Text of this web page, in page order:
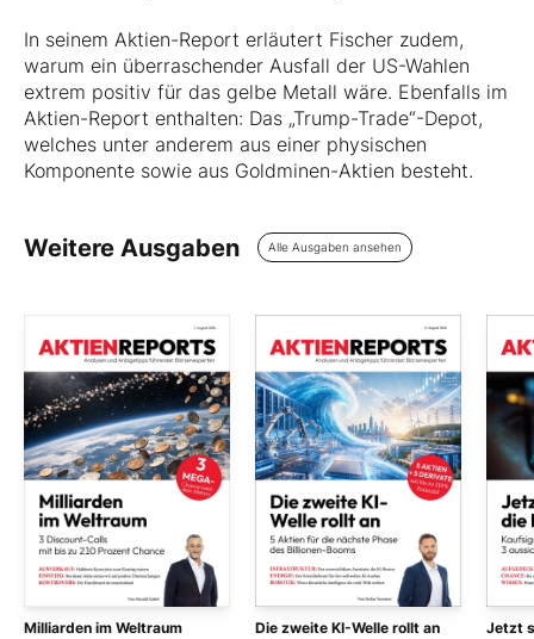
In seinem Aktien-Report erläutert Fischer zudem,
warum ein überraschender Ausfall der US-Wahlen
extrem positiv für das gelbe Metall wäre. Ebenfalls im
Aktien-Report enthalten: Das „Trump-Trade“-Depot,
welches unter anderem aus einer physischen
Komponente sowie aus Goldminen-Aktien besteht.
Weitere Ausgaben Alle Ausgaben ansehen
Milliarden im Weltraum Die zweite KI-Welle rollt an Jetzt